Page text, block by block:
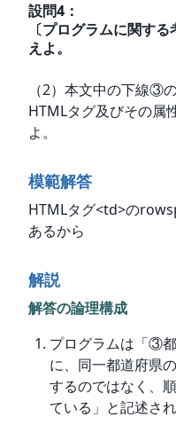
設問4 ：
〔プログラムに関す
えよ。
（2）本文中の下線③
HTMLタグ及びその属
よ。
模範解答
HTMLタグ<td>の
あるから
解説
解答の論理構成
プログラムは「③
に、同一都道府県
するのではなく、
ている」と記述され